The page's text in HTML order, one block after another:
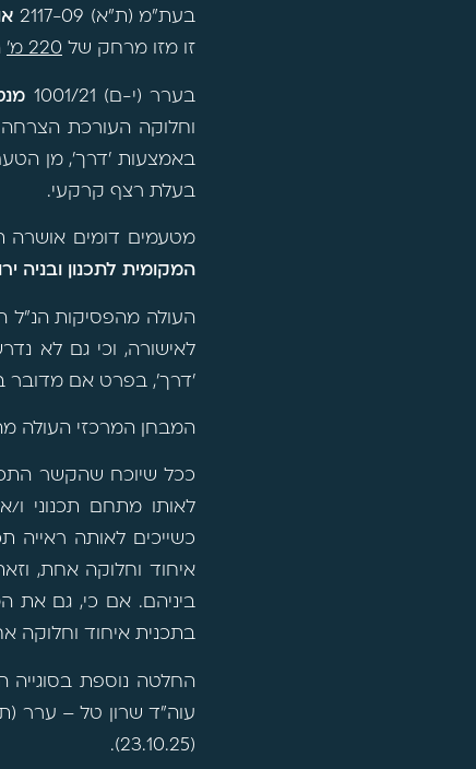
בעת"מ (ת"א) 2117-09
זו מזו מרחק של 220 מ'
בערר (י-ם) 1001/21
וחלוקה העורכת הצרחה
באמצעות 'דרך', מן
בעלת רצף קרקעי.
מטעמים דומים אושרה
המקומית לתכנון ובניה
העולה מהפסיקות הנ"ל
לאישורה, וכי גם לא
'דרך', בפרט אם מדובר
המבחן המרכזי העולה
ככל שיוכח שהקשר
לאותו מתחם תכנוני
כשייכים לאותה ראייה
איחוד וחלוקה אחת,
ביניהם. אם כי, גם את
בתכנית איחוד וחלוקה
החלטה נוספת בסוגייה
עוה"ד שרון טל – ערר (ת"א) 1025-
(23.10.25).